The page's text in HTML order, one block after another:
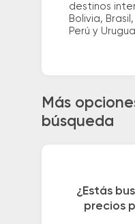
destinos
Bolivia,
Perú y
Más
búsqueda
¿Estás
precios